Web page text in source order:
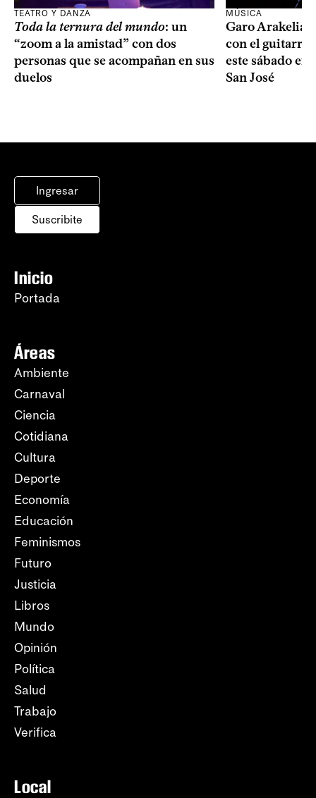
TEATRO Y DANZA
Toda la ternura del mundo: un
“zoom a la amistad” con dos
personas que se acompañan en sus
duelos
MÚSICA
Garo Arakelian
con el
este sábado en
San José
Ingresar
Suscribite
Inicio
Portada
Áreas
Ambiente
Carnaval
Ciencia
Cotidiana
Cultura
Deporte
Economía
Educación
Feminismos
Futuro
Justicia
Libros
Mundo
Opinión
Política
Salud
Trabajo
Verifica
Local